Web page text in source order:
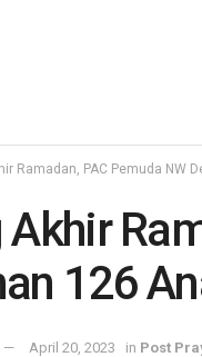
Ramadan, PAC Pemuda NW
126
April 20, 2023 in Post